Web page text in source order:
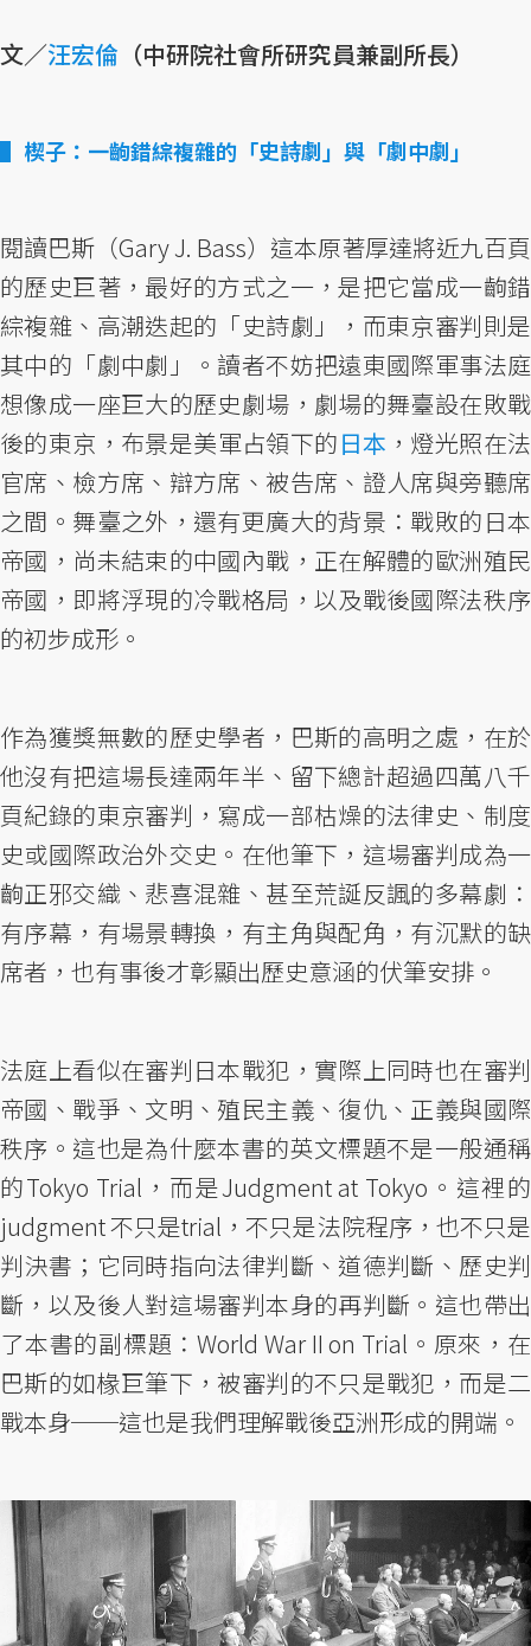
文／汪宏倫 （中研院社會所研究員兼副所長）
楔子：一齣錯綜複雜的「史詩劇」與「劇中劇」
閱讀巴斯（Gary J. Bass）這本原著厚達將近九百頁
的歷史巨著，最好的方式之一，是把它當成一齣錯
綜複雜、高潮迭起的「史詩劇」，而東京審判則是
其中的「劇中劇」。讀者不妨把遠東國際軍事法庭
想像成一座巨大的歷史劇場，劇場的舞臺設在敗戰
後的東京，布景是美軍占領下的日本 ，燈光照在法
官席、檢方席、辯方席、被告席、證人席與旁聽席
之間。舞臺之外，還有更廣大的背景：戰敗的日本
帝國，尚未結束的中國內戰，正在解體的歐洲殖民
帝國，即將浮現的冷戰格局，以及戰後國際法秩序
的初步成形。
作為獲獎無數的歷史學者，巴斯的高明之處，在於
他沒有把這場長達兩年半、留下總計超過四萬八千
頁紀錄的東京審判，寫成一部枯燥的法律史、制度
史或國際政治外交史。在他筆下，這場審判成為一
齣正邪交織、悲喜混雜、甚至荒誕反諷的多幕劇：
有序幕，有場景轉換，有主角與配角，有沉默的缺
席者，也有事後才彰顯出歷史意涵的伏筆安排。
法庭上看似在審判日本戰犯，實際上同時也在審判
帝國、戰爭、文明、殖民主義、復仇、正義與國際
秩序。這也是為什麼本書的英文標題不是一般通稱
的Tokyo Trial，而是Judgment at Tokyo。這裡的
judgment 不只是trial，不只是法院程序，也不只是
判決書；它同時指向法律判斷、道德判斷、歷史判
斷，以及後人對這場審判本身的再判斷。這也帶出
了本書的副標題：World War II on Trial。原來，在
巴斯的如椽巨筆下，被審判的不只是戰犯，而是二
戰本身──這也是我們理解戰後亞洲形成的開端。